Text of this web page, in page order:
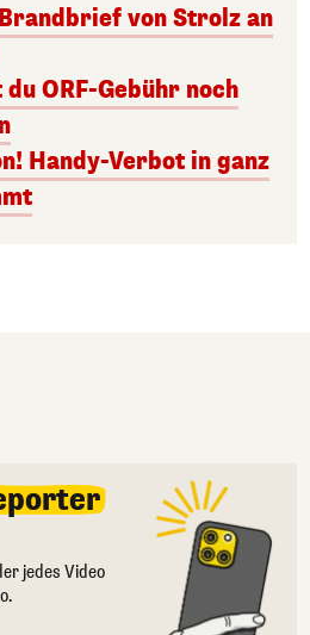
von Strolz an
ORF-Gebühr noch
Handy-Verbot in ganz
jedes Video